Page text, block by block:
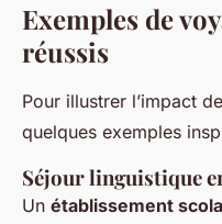
Exemples de
réussis
Pour illustrer l’impact
quelques exemples
Séjour linguistique
Un établissement